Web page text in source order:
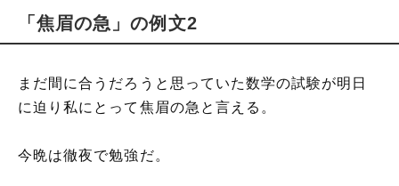
「焦眉の急」の例文2
まだ間に合うだろうと思っていた数学の試験が明日
に迫り私にとって焦眉の急と言える。
今晩は徹夜で勉強だ。